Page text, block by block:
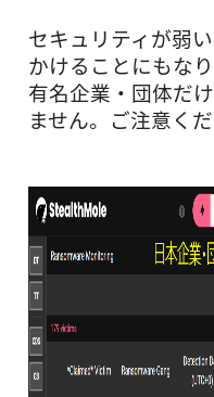
セキュリティが弱
かけることにもなり
有名企業・団体だ
ません。ご注意くだ